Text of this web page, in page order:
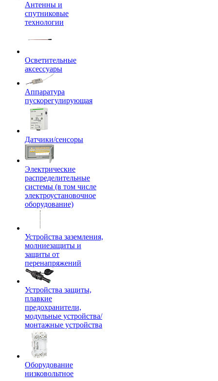
Антенны и
спутниковые
технологии
Осветительные
аксессуары
Аппаратура
пускорегулирующая
Датчики/сенсоры
Электрические
распределительные
системы (в том числе
электроустановочное
оборудование)
Устройства заземления,
молниезащиты и
защиты от
перенапряжений
Устройства защиты,
плавкие
предохранители,
модульные устройства/
монтажные устройства
Оборудование
низковольтное